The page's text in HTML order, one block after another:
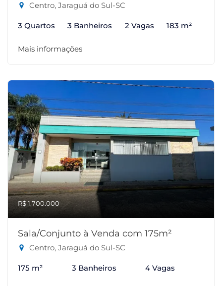
Centro, Jaraguá do Sul-SC
3 Quartos 3 Banheiros 2 Vagas 183 m²
Mais informações
R$ 1.700.000
Sala/Conjunto à Venda com 175m²
Centro, Jaraguá do Sul-SC
175 m² 3 Banheiros 4 Vagas